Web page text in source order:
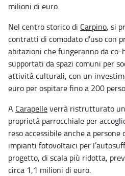
milioni di euro.
Nel centro storico di Carpino, si
contratti di comodato d’uso con
abitazioni che fungeranno da
supportati da spazi comuni per
attività culturali, con un
euro per ospitare fino a 200
A Carapelleverrà ristrutturato
proprietà parrocchiale per
reso accessibile anche a
impianti fotovoltaici per
progetto, di scala più ridotta,
circa 1,1 milioni di euro.